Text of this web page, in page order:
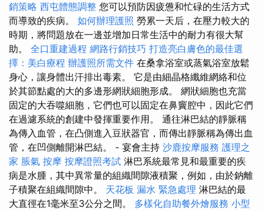
銷策略 西屯體態調整 您可以預防因疲憊和忙碌的生活方式
而導致的疾病。 如何辦理護照 勞累一天后，在壓力較大的
時期，將問題放在一邊並增加日常生活中的耐力有很大幫
助。 全口重建過程 網路行銷技巧 打造亮白膚色的最佳選
擇：美白療程 辦護照所需文件 在桑拿浴室或蒸氣浴室放鬆
身心，讓身體出汗排出毒素。 它是由細晶格纖維網絡和位
於其節點處的大的多邊形網狀細胞形成。 網狀細胞也充當
固定的大吞噬細胞，它們也可以固定在鼻竇腔中，因此它們
在過濾系統的創建中發揮重要作用。 通往淋巴結的靜脈稱
為傳入血管，在凸側進入豆狀器官，而傳出靜脈稱為傳出血
管，在凹側離開淋巴結。 - 宴會主持 沙鹿按摩服務 護理之
家 脹氣 按摩 按摩證照考試 淋巴系統最常見和最重要的疾
病是水腫，其中異常量的組織間隙液積聚，例如，由於鈉離
子積聚在組織間隙中。 天花板 漏水 緊急處理 淋巴結的最
大直徑在1毫米至3公分之間。 多樣化自助餐外燴服務 小型